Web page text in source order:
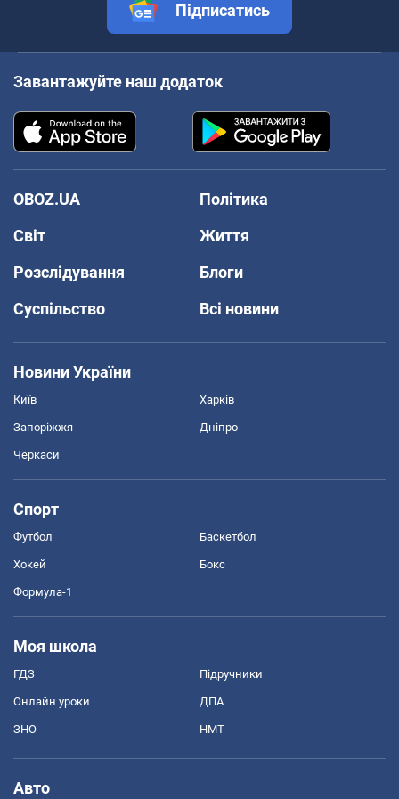
Підписатись
Завантажуйте наш додаток
OBOZ.UA
Політика
Світ
Життя
Розслідування
Блоги
Суспільство
Всі новини
Новини України
Київ Харків
Запоріжжя Дніпро
Черкаси
Спорт
Футбол Баскетбол
Хокей Бокс
Формула-1
Моя школа
ГДЗ Підручники
Онлайн уроки ДПА
ЗНО НМТ
Авто